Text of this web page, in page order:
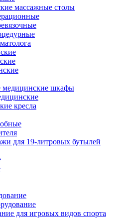
массажные столы
медицинские шкафы
кресла
для 19-литровых бутылей
для игровых видов спорта